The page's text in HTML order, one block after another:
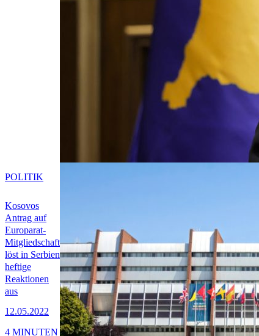
Kosovos
Antrag auf
Europarat-
Mitgliedschaft
löst in Serbien
heftige
Reaktionen
aus
12.05.2022
POLITIK
4 MINUTEN